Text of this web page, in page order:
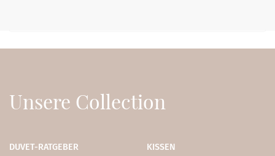
Unsere Collection
DUVET-RATGEBER
KISSEN